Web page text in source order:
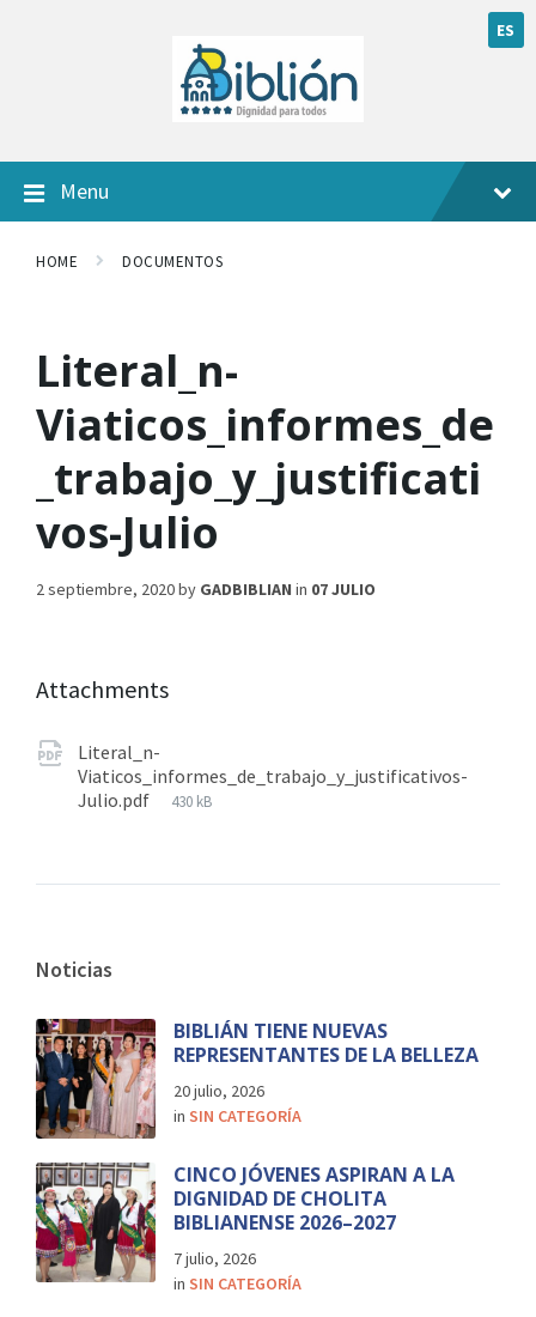
ES
Menu
HOME DOCUMENTOS
Literal_n-
Viaticos_informes_de
_trabajo_y_justificati
vos-Julio
2 septiembre, 2020by GADBIBLIAN in 07 JULIO
Attachments
Literal_n-
Viaticos_informes_de_trabajo_y_justificativos-
Julio.pdf
430 kB
Noticias
BIBLIÁN TIENE NUEVAS
REPRESENTANTES DE LA BELLEZA
20 julio, 2026
in SIN CATEGORÍA
CINCO JÓVENES ASPIRAN A LA
DIGNIDAD DE CHOLITA
BIBLIANENSE 2026–2027
7 julio, 2026
in SIN CATEGORÍA